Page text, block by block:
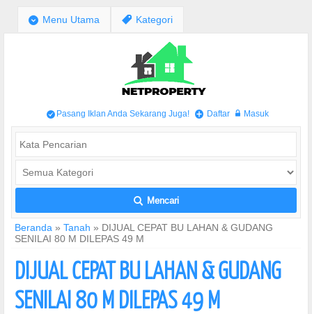
; Menu Utama , Kategori
/ Pasang Iklan Anda Sekarang Juga! + Daftar w Masuk
L Mencari
Beranda » Tanah » DIJUAL CEPAT BU LAHAN & GUDANG
SENILAI 80 M DILEPAS 49 M
DIJUAL CEPAT BU LAHAN & GUDANG
SENILAI 80 M DILEPAS 49 M